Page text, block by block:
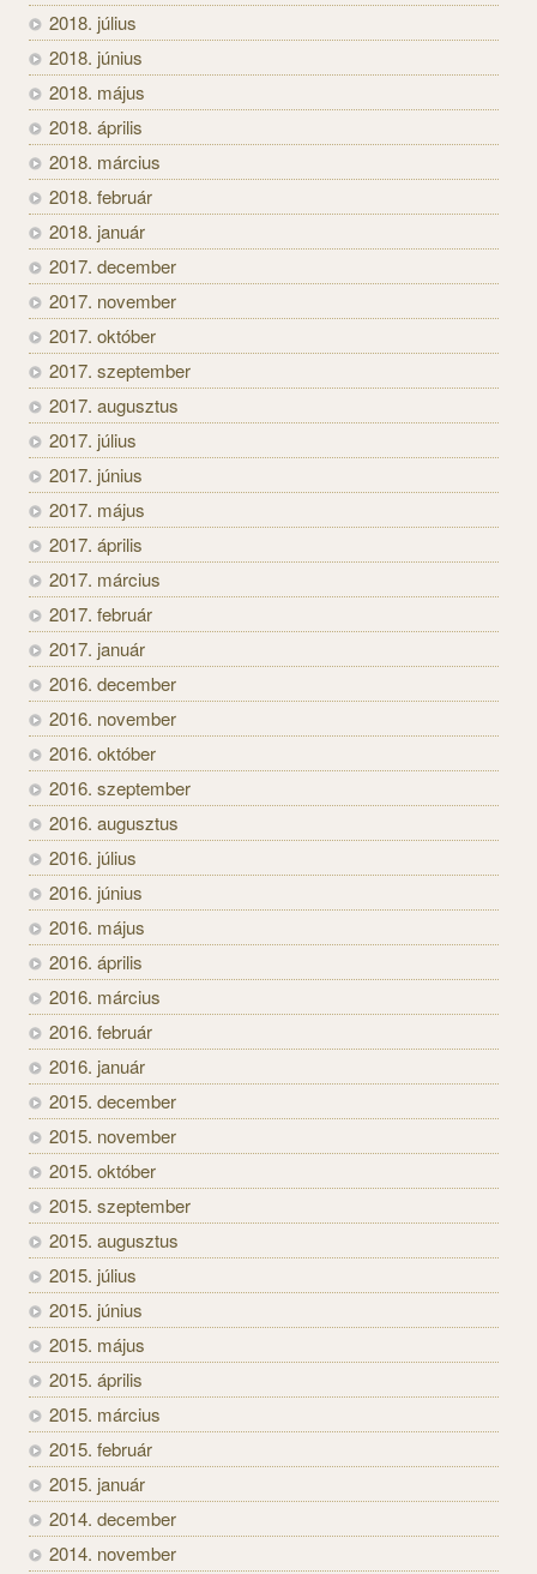
2018. július
2018. június
2018. május
2018. április
2018. március
2018. február
2018. január
2017. december
2017. november
2017. október
2017. szeptember
2017. augusztus
2017. július
2017. június
2017. május
2017. április
2017. március
2017. február
2017. január
2016. december
2016. november
2016. október
2016. szeptember
2016. augusztus
2016. július
2016. június
2016. május
2016. április
2016. március
2016. február
2016. január
2015. december
2015. november
2015. október
2015. szeptember
2015. augusztus
2015. július
2015. június
2015. május
2015. április
2015. március
2015. február
2015. január
2014. december
2014. november